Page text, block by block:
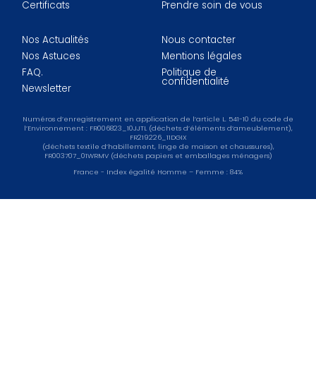
Certificats
Prendre soin de vous
Nos Actualités
Nos Astuces
FAQ.
Newsletter
Nous contacter
Mentions légales
Politique de
confidentialité
Numéros d’enregistrement en application de l’article L. 541-10 du code de
l’Environnement : FR006823_10JJTL (déchets d’éléments d’ameublement),
FR219226_11DGIX
(déchets textile d’habillement, linge de maison et chaussures),
FR003707_01WRMV (déchets papiers et emballages ménagers)
France - Index égalité Homme – Femme : 84%